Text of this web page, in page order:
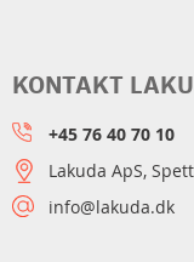
KONTAKT
+45 76 40 70 10
Lakuda ApS,
info@lakuda.dk